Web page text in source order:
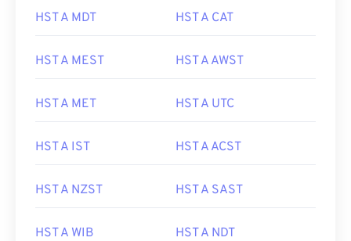
HST A MDT HST A CAT
HST A MEST HST A AWST
HST A MET HST A UTC
HST A IST HST A ACST
HST A NZST HST A SAST
HST A WIB HST A NDT